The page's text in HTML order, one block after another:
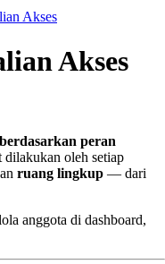
Akses
Akses
peran
dilakukan oleh setiap
ruang lingkup — dari
anggota di dashboard,